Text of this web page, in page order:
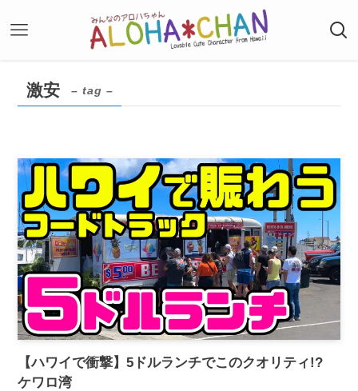
激安 – tag –
【ハワイで衝撃】5ドルランチでこのクオリティ!?
ケワロ湾